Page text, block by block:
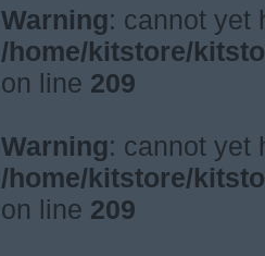
Warning: cannot yet
/home/kitstore/
on line 209
Warning: cannot yet
/home/kitstore/
on line 209